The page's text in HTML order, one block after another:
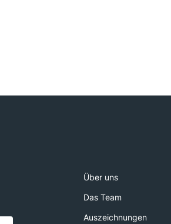
Über uns
Das Team
Auszeichnungen